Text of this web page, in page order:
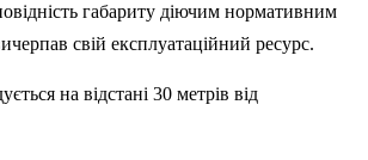
габариту діючим нормативним
свій експлуатаційний ресурс.
на відстані 30 метрів від